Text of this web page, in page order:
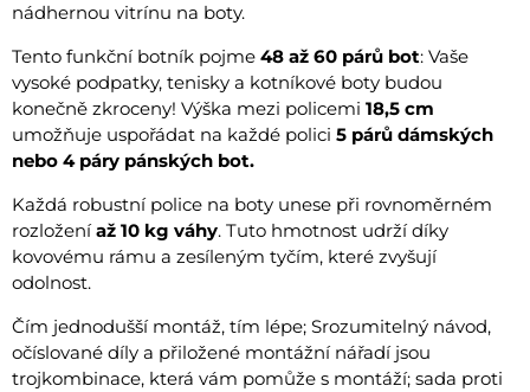
nádhernou vitrínu na boty.
Tento funkční botník pojme 48 až 60 párů bot: Vaše
vysoké podpatky, tenisky a kotníkové boty budou
konečně zkroceny! Výška mezi policemi 18,5 cm
umožňuje uspořádat na každé polici 5 párů dámských
nebo 4 páry pánských bot.
Každá robustní police na boty unese při rovnoměrném
rozloženíaž 10 kg váhy. Tuto hmotnost udrží díky
kovovému rámu a zesíleným tyčím, které zvyšují
odolnost.
Čím jednodušší montáž, tím lépe; Srozumitelný návod,
očíslované díly a přiložené montážní nářadí jsou
trojkombinace, která vám pomůže s montáží; sada proti